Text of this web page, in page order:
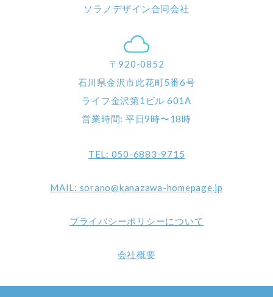
ソラノデザイン合同会社
〒920-0852
石川県金沢市此花町5番6号
ライフ金沢第1ビル 601A
営業時間: 平日9時〜18時
TEL: 050-6883-9715
MAIL: sorano@kanazawa-homepage.jp
プライバシーポリシーについて
会社概要